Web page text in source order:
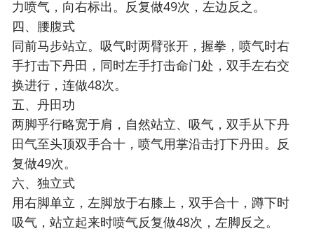
力喷气，向右标出。反复做49次，左边反之。
四、腰腹式
同前马步站立。吸气时两臂张开，握拳，喷气时右
手打击下丹田，同时左手打击命门处，双手左右交
换进行，连做48次。
五、丹田功
两脚乎行略宽于肩，自然站立、吸气，双手从下丹
田气至头顶双手合十，喷气用掌沿击打下丹田。反
复做49次。
六、独立式
用右脚单立，左脚放于右膝上，双手合十，蹲下时
吸气，站立起来时喷气反复做48次，左脚反之。